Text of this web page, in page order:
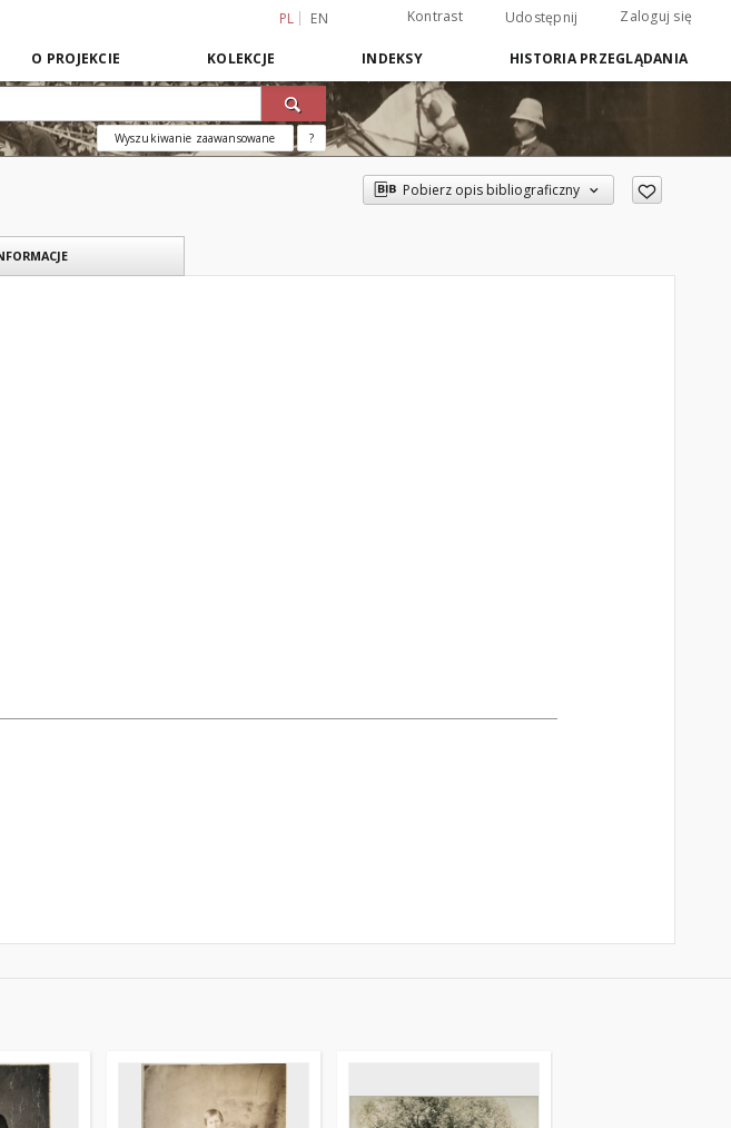
PL EN Kontrast Udostępnij Zaloguj się
O PROJEKCIE KOLEKCJE INDEKSY HISTORIA PRZEGLĄDANIA
Wyszukiwanie zaawansowane ?
Pobierz opis bibliograficzny